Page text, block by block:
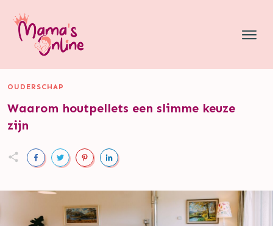
OUDERSCHAP
Waarom houtpellets een slimme keuze
zijn